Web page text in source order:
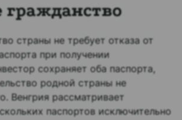
гражданство
страны не требует отказа от
при получении
сохраняет оба паспорта,
родной страны не
Венгрия рассматривает
паспортов исключительно